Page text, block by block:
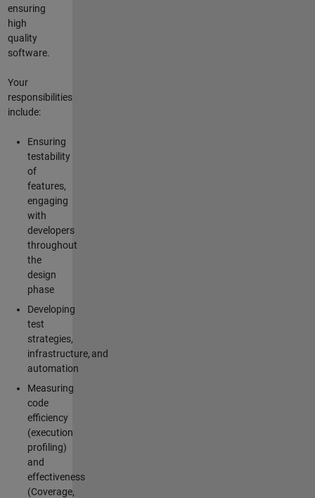
ensuring
high
quality
software.
Your
responsibilities
include:
Ensuring
testability
of
features,
engaging
with
developers
throughout
the
design
phase
Developing
test
strategies,
infrastructure, and
automation
Measuring
code
efficiency
(execution
profiling)
and
effectiveness
(Coverage,